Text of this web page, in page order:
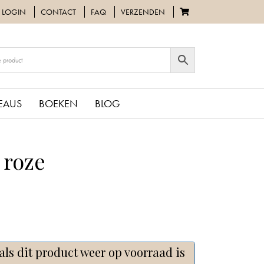
LOGIN CONTACT FAQ VERZENDEN
BOEKEN BLOG
dit product weer op voorraad is